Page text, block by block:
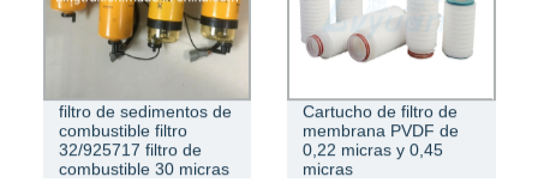
filtro de sedimentos de
combustible filtro
32/925717 filtro de
combustible 30 micras
Cartucho de filtro de
membrana PVDF de
0,22 micras y 0,45
micras